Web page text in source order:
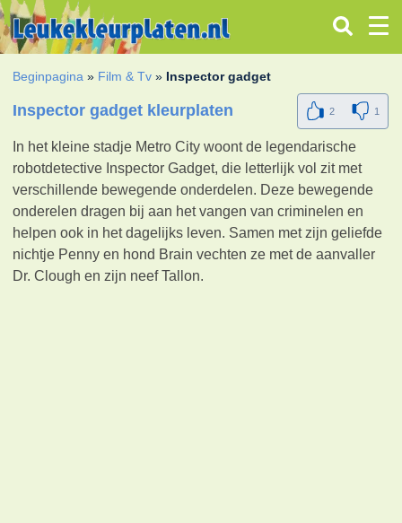
Beginpagina » Film & Tv » Inspector gadget
Inspector gadget kleurplaten 2 1
In het kleine stadje Metro City woont de legendarische
robotdetective Inspector Gadget, die letterlijk vol zit met
verschillende bewegende onderdelen. Deze bewegende
onderelen dragen bij aan het vangen van criminelen en
helpen ook in het dagelijks leven. Samen met zijn geliefde
nichtje Penny en hond Brain vechten ze met de aanvaller
Dr. Clough en zijn neef Tallon.